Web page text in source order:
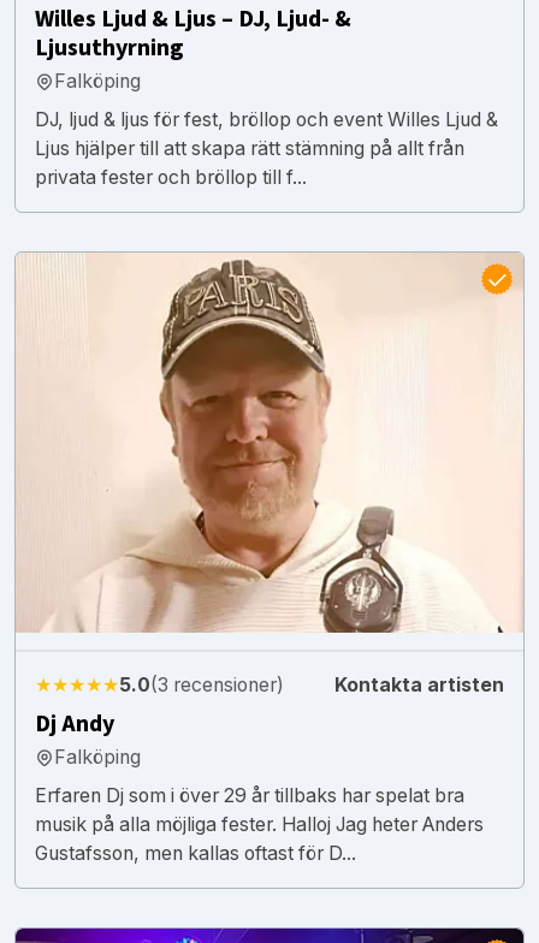
Willes Ljud & Ljus – DJ, Ljud- &
Ljusuthyrning
Falköping
DJ, ljud & ljus för fest, bröllop och event Willes Ljud &
Ljus hjälper till att skapa rätt stämning på allt från
privata fester och bröllop till f...
★★★★★5.0(3 recensioner) Kontakta artisten
Dj Andy
Falköping
Erfaren Dj som i över 29 år tillbaks har spelat bra
musik på alla möjliga fester. Halloj Jag heter Anders
Gustafsson, men kallas oftast för D...